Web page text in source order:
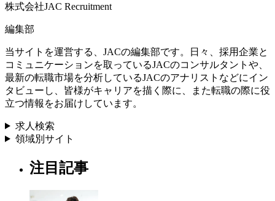
株式会社JAC Recruitment
編集部
当サイトを運営する、JACの編集部です。日々、採用企業と
コミュニケーションを取っているJACのコンサルタントや、
最新の転職市場を分析しているJACのアナリストなどにイン
タビューし、皆様がキャリアを描く際に、また転職の際に役
立つ情報をお届けしています。
求人検索
領域別サイト
注目記事